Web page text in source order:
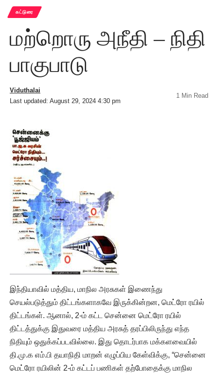
கட்டுரை
மற்றொரு அநீதி – நிதி
பாகுபாடு
Last updated: August 29, 2024 4:30 pm
Viduthalai
1 Min Read
இந்தியாவில் மத்திய, மாநில அரசுகள் இணைந்து
செயல்படுத்தும் திட்டங்களாகவே இருக்கின்றன, மெட்ரோ ரயில்
திட்டங்கள். ஆனால், 2-ம் கட்ட சென்னை மெட்ரோ ரயில்
திட்டத்துக்கு இதுவரை மத்திய அரசுத் தரப்பிலிருந்து எந்த
நிதியும் ஒதுக்கப்படவில்லை. இது தொடர்பாக மக்களவையில்
தி.மு.க எம்.பி தயாநிதி மாறன் எழுப்பிய கேள்விக்கு, “சென்னை
மெட்ரோ ரயிலின் 2-ம் கட்டப் பணிகள் தற்போதைக்கு மாநில